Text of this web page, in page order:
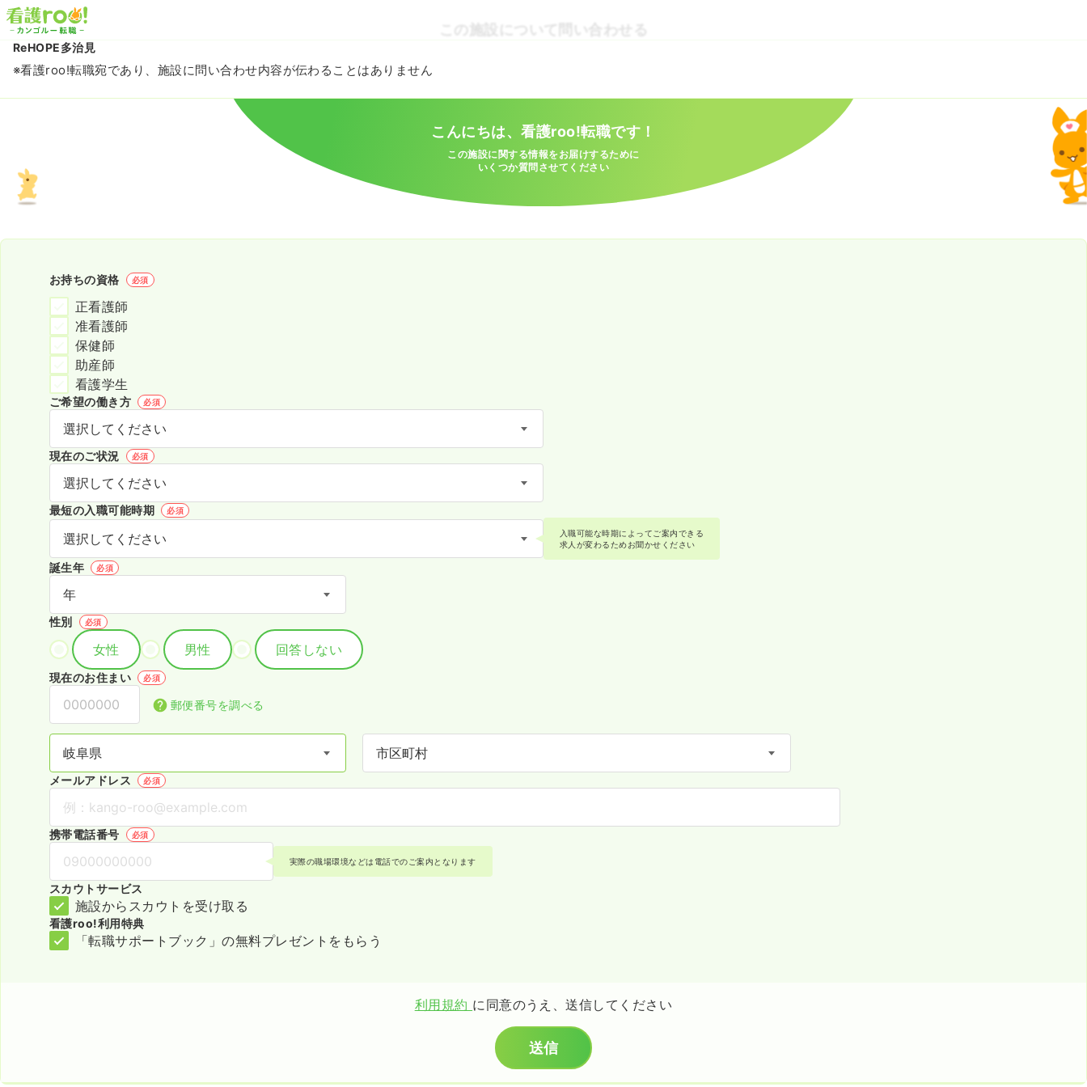
この施設について問い合わせる
ReHOPE多治見
※看護roo!転職宛であり、施設に問い合わせ内容が伝わることはありません
こんにちは、看護roo!転職です！
この施設に関する情報をお届けするために
いくつか質問させてください
お持ちの資格 必須
正看護師
准看護師
保健師
助産師
看護学生
ご希望の働き方 必須
現在のご状況 必須
最短の入職可能時期 必須
入職可能な時期によってご案内できる
求人が変わるためお聞かせください
誕生年 必須
性別 必須
女性 男性 回答しない
現在のお住まい 必須
郵便番号を調べる
メールアドレス 必須
携帯電話番号 必須
実際の職場環境などは電話でのご案内となります
スカウトサービス
施設からスカウトを受け取る
看護roo!利用特典
「転職サポートブック」の無料プレゼントをもらう
利用規約 に同意のうえ、送信してください
送信